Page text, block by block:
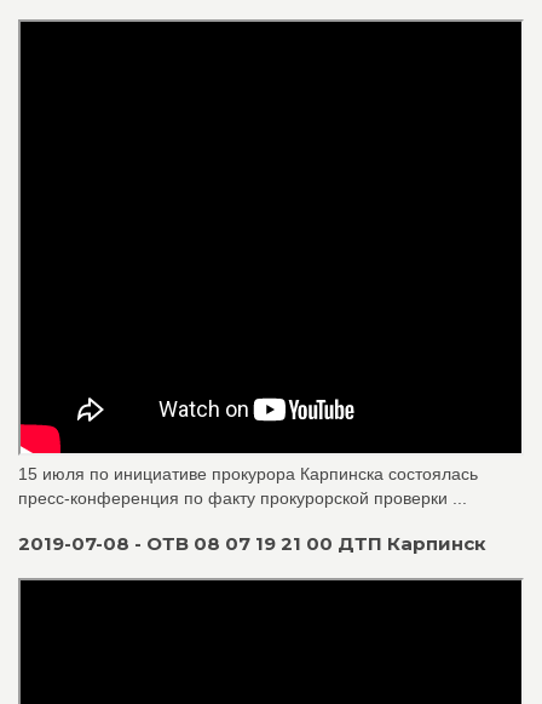
15 июля по инициативе прокурора Карпинска состоялась
пресс-конференция по факту прокурорской проверки ...
2019-07-08 - ОТВ 08 07 19 21 00 ДТП Карпинск